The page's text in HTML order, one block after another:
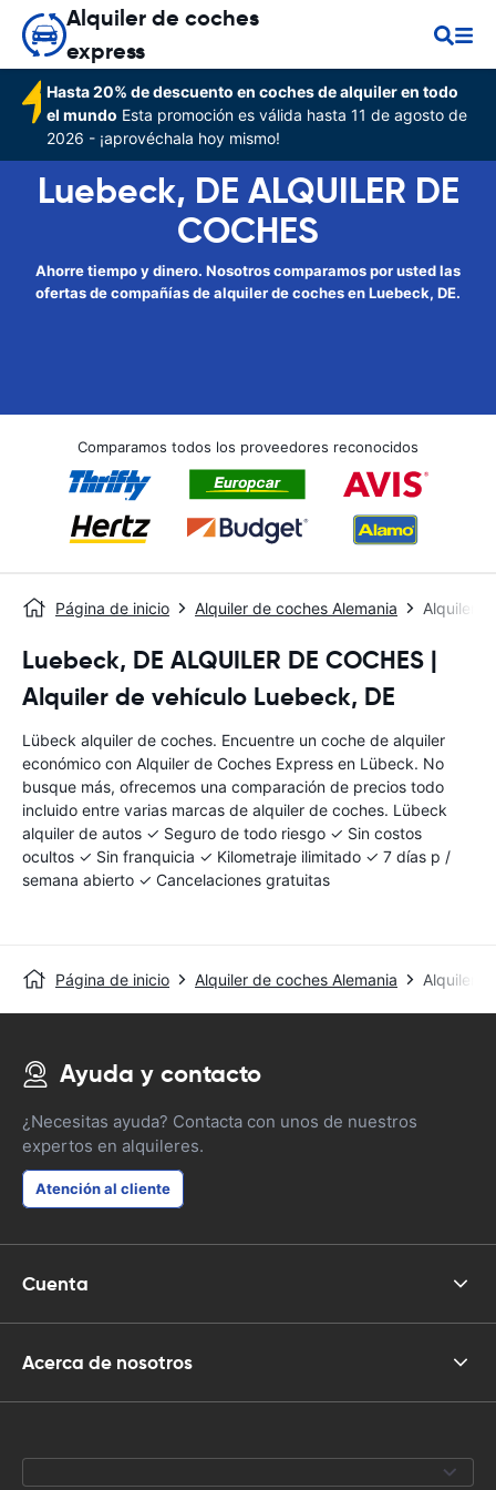
Alquiler de coches
express
Hasta 20% de descuento en coches de alquiler en todo
el mundo Esta promoción es válida hasta 11 de agosto de
2026 - ¡aprovéchala hoy mismo!
Luebeck, DE ALQUILER DE
COCHES
Ahorre tiempo y dinero. Nosotros comparamos por usted las
ofertas de compañías de alquiler de coches en Luebeck, DE.
Comparamos todos los proveedores reconocidos
Página de inicio Alquiler de coches Alemania Alquiler
Luebeck, DE ALQUILER DE COCHES |
Alquiler de vehículo Luebeck, DE
Lübeck alquiler de coches. Encuentre un coche de alquiler
económico con Alquiler de Coches Express en Lübeck. No
busque más, ofrecemos una comparación de precios todo
incluido entre varias marcas de alquiler de coches. Lübeck
alquiler de autos ✓ Seguro de todo riesgo ✓ Sin costos
ocultos ✓ Sin franquicia ✓ Kilometraje ilimitado ✓ 7 días p /
semana abierto ✓ Cancelaciones gratuitas
Página de inicio Alquiler de coches Alemania Alquiler
Ayuda y contacto
¿Necesitas ayuda? Contacta con unos de nuestros
expertos en alquileres.
Atención al cliente
Cuenta
Acerca de nosotros